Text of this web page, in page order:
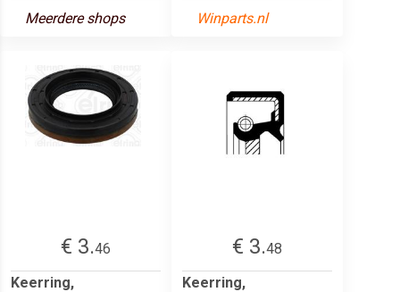
Meerdere shops Winparts.nl
€ 3.46
Keerring,
€ 3.48
Keerring,